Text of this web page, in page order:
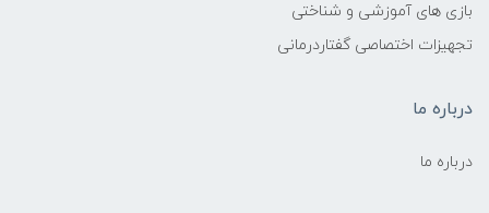
بازی های آموزشی و شناختی
تجهیزات اختصاصی گفتاردرمانی
درباره ما
درباره ما